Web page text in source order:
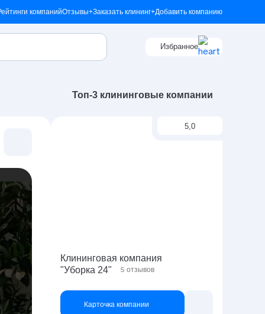
компанийОтзывы+Заказать клининг+Добавить компанию
Избранное
Топ-3 клининговые компании
5,0
Клининговая компания
"Уборка 24"
5 отзывов
Карточка компании